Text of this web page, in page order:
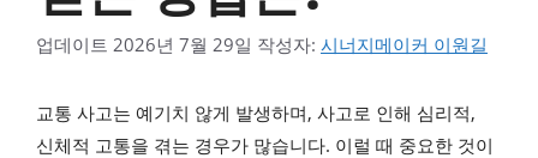
업데이트 2026년 7월 29일 작성자: 시너지메이커 이원길
교통 사고는 예기치 않게 발생하며, 사고로 인해 심리적,
신체적 고통을 겪는 경우가 많습니다. 이럴 때 중요한 것이